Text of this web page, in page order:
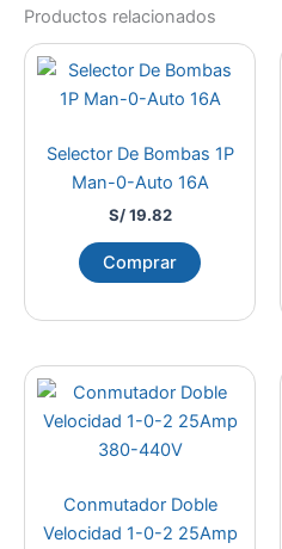
Productos relacionados
Selector De Bombas 1P
Man-0-Auto 16A
S/19.82
Comprar
Conmutador Doble
Velocidad 1-0-2 25Amp